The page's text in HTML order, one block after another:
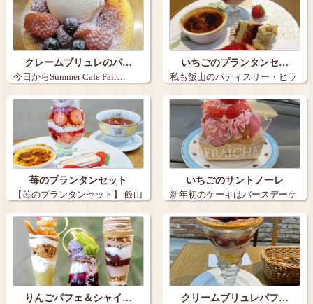
クレームブリュレのパ…
今日からSummer Cafe Fair…
いちごのプランタンセ…
私も飯山のパティスリー・ヒラ
ノさんでいち…
苺のプランタンセット
【苺のプランタンセット】 飯山
市の「パ…
いちごのサントノーレ
新年初のケーキはバースデーケ
ーキも兼ねて…
りんごパフェ＆シャイ… クリームブリュレパフ…